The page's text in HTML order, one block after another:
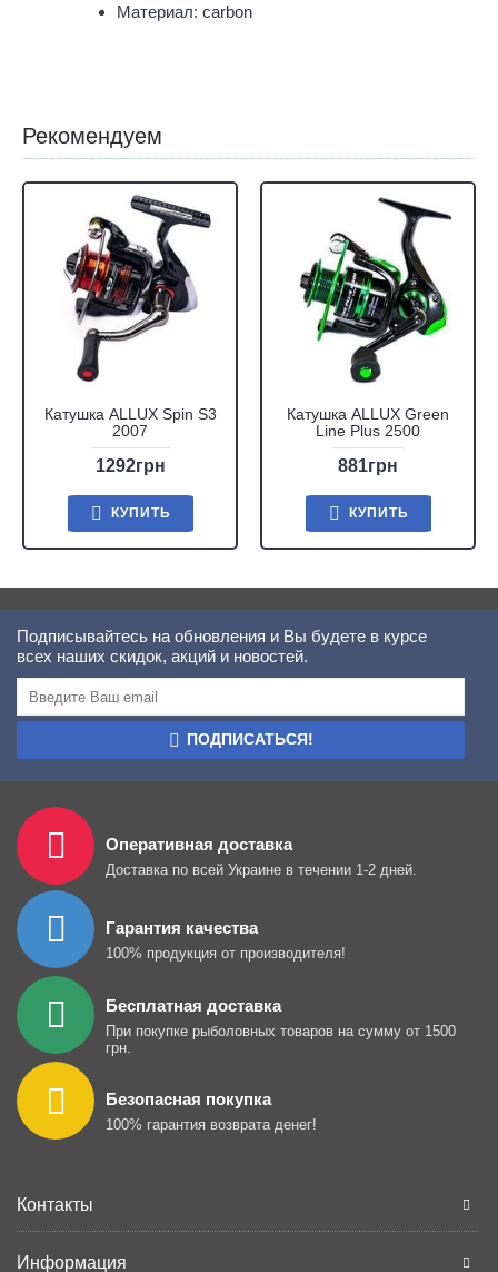
Материал: carbon
Рекомендуем
Катушка ALLUX Spin S3
2007
1292грн
КУПИТЬ
Катушка ALLUX Green
Line Plus 2500
881грн
КУПИТЬ
Подписывайтесь на обновления и Вы будете в курсе
всех наших скидок, акций и новостей.
ПОДПИСАТЬСЯ!
Оперативная доставка
Доставка по всей Украине в течении 1-2 дней.
Гарантия качества
100% продукция от производителя!
Бесплатная доставка
При покупке рыболовных товаров на сумму от 1500
грн.
Безопасная покупка
100% гарантия возврата денег!
Контакты
Информация